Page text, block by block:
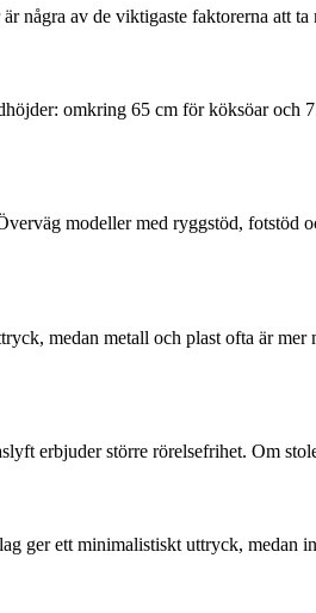
några av de viktigaste faktorerna att
omkring 65 cm för köksöar
modeller med ryggstöd, fotstöd
medan metall och plast ofta är
erbjuder större rörelsefrihet. Om
ger ett minimalistiskt uttryck,